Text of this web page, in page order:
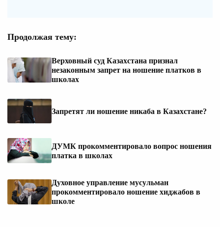
Продолжая тему:
Верховный суд Казахстана признал
незаконным запрет на ношение платков в
школах
Запретят ли ношение никаба в Казахстане?
ДУМК прокомментировало вопрос ношения
платка в школах
Духовное управление мусульман
прокомментировало ношение хиджабов в
школе